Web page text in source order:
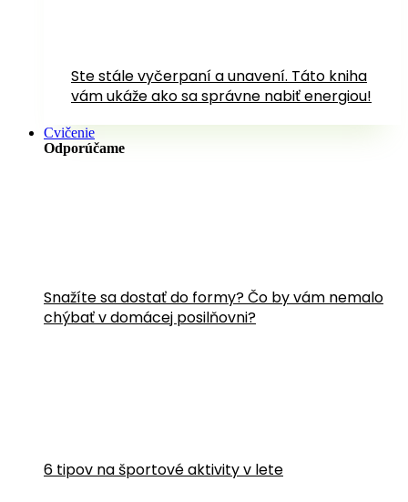
Ste stále vyčerpaní a unavení. Táto kniha
vám ukáže ako sa správne nabiť energiou!
Cvičenie
Odporúčame
Snažíte sa dostať do formy? Čo by vám nemalo
chýbať v domácej posilňovni?
6 tipov na športové aktivity v lete